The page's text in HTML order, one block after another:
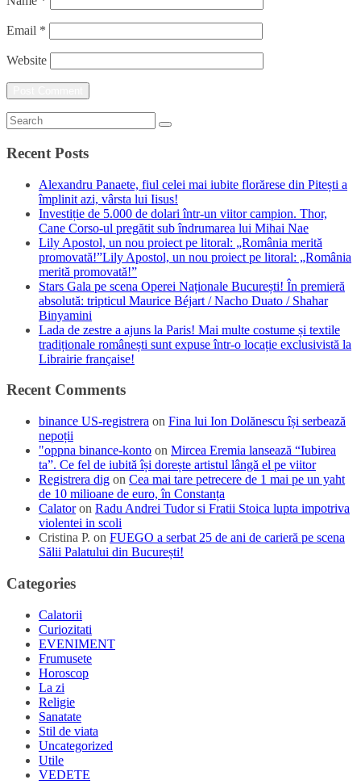
Email *
Website
Recent Posts
Alexandru Panaete, fiul celei mai iubite florărese din Pitești a
împlinit azi, vârsta lui Iisus!
Investiție de 5.000 de dolari într-un viitor campion. Thor,
Cane Corso-ul pregătit sub îndrumarea lui Mihai Nae
Lily Apostol, un nou proiect pe litoral: „România merită
promovată!”Lily Apostol, un nou proiect pe litoral: „România
merită promovată!”
Stars Gala pe scena Operei Naționale București! În premieră
absolută: tripticul Maurice Béjart / Nacho Duato / Shahar
Binyamini
Lada de zestre a ajuns la Paris! Mai multe costume și textile
tradiționale românești sunt expuse într-o locație exclusivistă la
Librairie française!
Recent Comments
binance US-registrera on Fina lui Ion Dolănescu își serbează
nepoții
"oppna binance-konto on Mircea Eremia lansează “Iubirea
ta”. Ce fel de iubită își dorește artistul lângă el pe viitor
Registrera dig on Cea mai tare petrecere de 1 mai pe un yaht
de 10 milioane de euro, în Constanța
Calatoron Radu Andrei Tudor si Fratii Stoica lupta impotriva
violentei in scoli
Cristina P. on FUEGO a serbat 25 de ani de carieră pe scena
Sălii Palatului din București!
Categories
Calatorii
Curiozitati
EVENIMENT
Frumusete
Horoscop
La zi
Religie
Sanatate
Stil de viata
Uncategorized
Utile
VEDETE